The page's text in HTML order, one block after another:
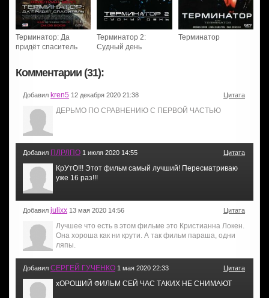
Терминатор: Да
придёт спаситель
Терминатор 2:
Судный день
Терминатор
Комментарии (31):
Добавил kren5 12 декабря 2020 21:38 Цитата
ДЕРЬМО ПО СРАВНЕНИЮ С ПЕРВОЙ ЧАСТЬЮ
Добавил ПЛРЛПО 1 июля 2020 14:55 Цитата
КрУтО!!! Этот фильм самый лучший! Пересматриваю
уже 16 раз!!!
Добавил julixx 13 мая 2020 14:56 Цитата
Лучшее что есть в этом фильме это Кристианна Локен.
Она хороша как ни крути. А так фильм параша, одни
ляпы.
Добавил СЕРГЕЙ ГУЧЕНКО 1 мая 2020 22:33 Цитата
хОРОШИЙ ФИЛЬМ СЕЙ ЧАС ТАКИХ НЕ СНИМАЮТ